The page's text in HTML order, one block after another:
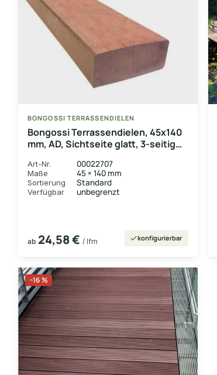
BONGOSSI TERRASSENDIELEN
Bongossi Terrassendielen, 45x140
mm, AD, Sichtseite glatt, 3-seitig
Art-Nr. 00022707
Maße 45 × 140 mm
Sortierung Standard
Verfügbar unbegrenzt
ab 24,58 € / lfm konfigurierbar
−16 %